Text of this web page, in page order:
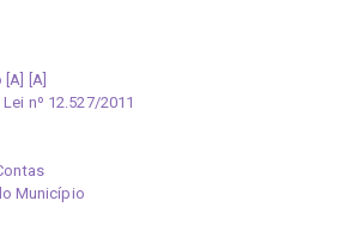
nº 12.527/2011
Município